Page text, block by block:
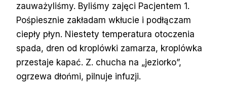
zauważyliśmy. Byliśmy zajęci Pacjentem 1.
Pośpiesznie zakładam wkłucie i podłączam
ciepły płyn. Niestety temperatura otoczenia
spada, dren od kroplówki zamarza, kroplówka
przestaje kapać. Z. chucha na „jeziorko”,
ogrzewa dłońmi, pilnuje infuzji.